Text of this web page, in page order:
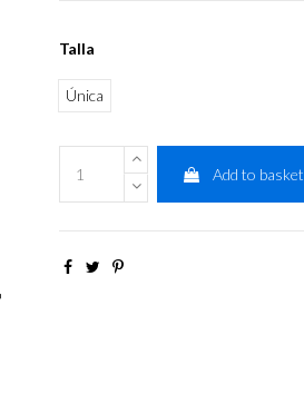
Talla
Única
Add to basket